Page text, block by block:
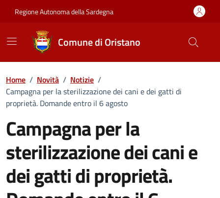
Regione Autonoma della Sardegna
Comune di Oristano
Home / Novità / Notizie /
Campagna per la sterilizzazione dei cani e dei gatti di
proprietà. Domande entro il 6 agosto
Campagna per la
sterilizzazione dei cani e
dei gatti di proprietà.